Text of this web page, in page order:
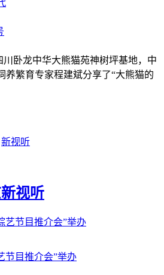
川卧龙中华大熊猫苑神树坪基地，中
养繁育专家程建斌分享了“大熊猫的
新视听
视听
节目推介会”举办